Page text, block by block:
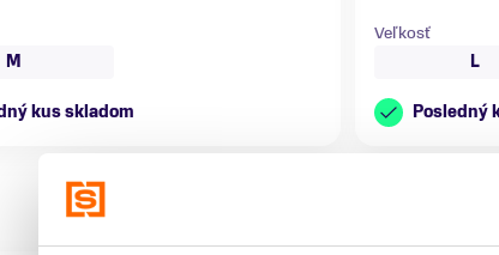
M
kus skladom
Veľkosť
L
Posledný